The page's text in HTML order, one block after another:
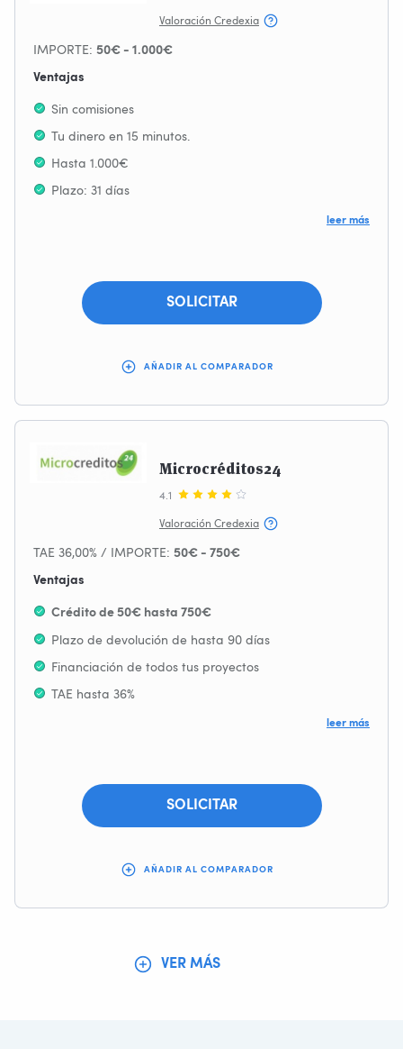
Valoración Credexia
IMPORTE: 50€ - 1.000€
Ventajas
leer más
Sin comisiones
Tu dinero en 15 minutos.
Hasta 1.000€
Plazo: 31 días
SOLICITAR
AÑADIR AL COMPARADOR
Microcréditos24
4.1
Valoración Credexia
TAE 36,00% / IMPORTE: 50€ - 750€
Ventajas
leer más
Crédito de 50€ hasta 750€
Plazo de devolución de hasta 90 días
Financiación de todos tus proyectos
TAE hasta 36%
SOLICITAR
AÑADIR AL COMPARADOR
VER MÁS